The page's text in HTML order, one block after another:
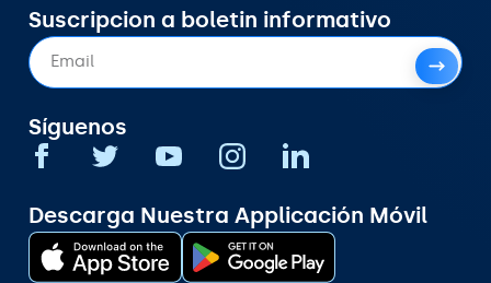
Suscripcion a boletin informativo
Síguenos
Descarga Nuestra Applicación Móvil